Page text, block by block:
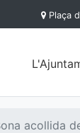
Plaça
acollida